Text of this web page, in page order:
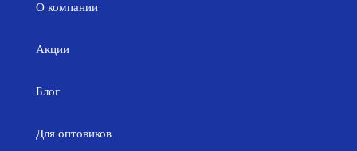
О компании
Акции
Блог
Для оптовиков